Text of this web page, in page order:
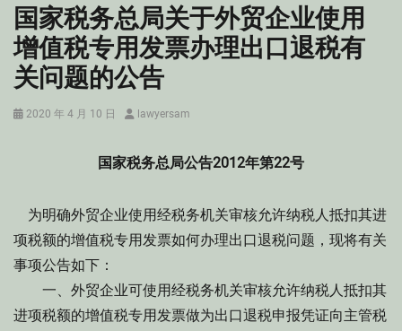
国家税务总局关于外贸企业使用
增值税专用发票办理出口退税有
关问题的公告
Posted
2020 年 4 月 10 日 Authorlawyersam
国家税务总局公告2012年第22号
为明确外贸企业使用经税务机关审核允许纳税人抵扣其进
项税额的增值税专用发票如何办理出口退税问题，现将有关
事项公告如下：
一、外贸企业可使用经税务机关审核允许纳税人抵扣其
进项税额的增值税专用发票做为出口退税申报凭证向主管税